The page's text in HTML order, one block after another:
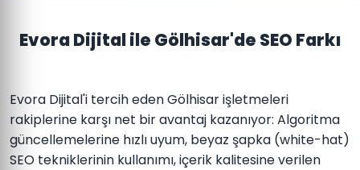
Evora Dijital ile Gölhisar'de SEO Farkı
Evora Dijital'i tercih eden Gölhisar işletmeleri
rakiplerine karşı net bir avantaj kazanıyor: Algoritma
güncellemelerine hızlı uyum, beyaz şapka (white-hat)
SEO tekniklerinin kullanımı, içerik kalitesine verilen